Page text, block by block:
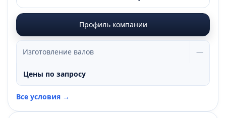
Профиль компании
Изготовление валов —
Цены по запросу
Все условия →